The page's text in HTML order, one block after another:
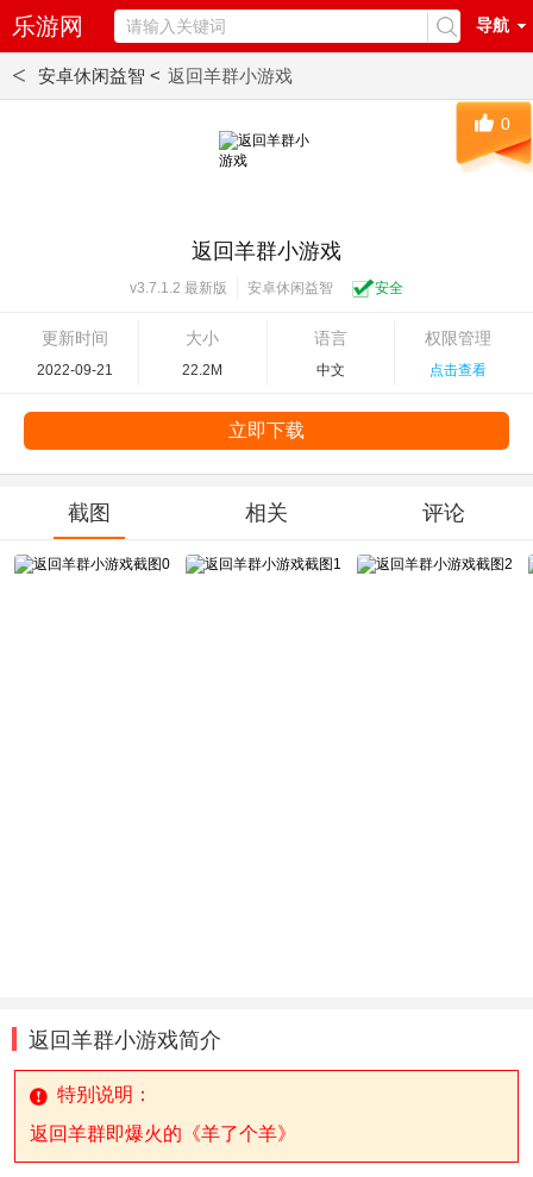
乐游网 导航
< 安卓休闲益智 < 返回羊群小游戏
返回羊群小游戏
v3.7.1.2 最新版 安卓休闲益智 安全
更新时间
2022-09-21
大小
22.2M
语言
中文
权限管理
点击查看
0
立即下载
截图 相关 评论
返回羊群小游戏简介
特别说明：
返回羊群即爆火的《羊了个羊》